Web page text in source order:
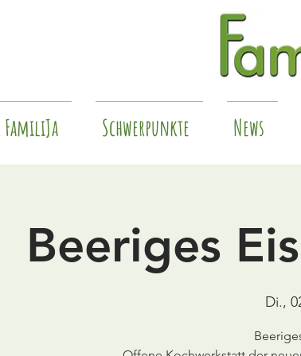
FamiliJa Schwerpunkte News
Beeriges
Di.,